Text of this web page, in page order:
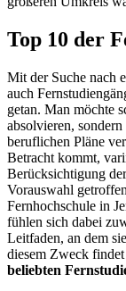
Top 10 der
Mit der Suche nach
auch
getan. Man möchte
absolvieren,
beruflichen Pläne
Betracht kommt,
Berücksichtigung
Vorauswahl
Fernhochschule in
fühlen sich dabei
Leitfaden, an dem
diesem Zweck
beliebten